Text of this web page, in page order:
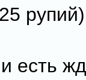
есть